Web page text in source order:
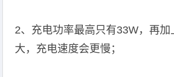
2、充电功率最高只有33W，再加
大，充电速度会更慢；